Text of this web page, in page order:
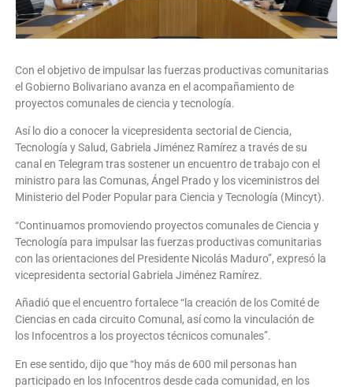
Con el objetivo de impulsar las fuerzas productivas comunitarias
el Gobierno Bolivariano avanza en el acompañamiento de
proyectos comunales de ciencia y tecnología.
Así lo dio a conocer la vicepresidenta sectorial de Ciencia,
Tecnología y Salud, Gabriela Jiménez Ramírez a través de su
canal en Telegram tras sostener un encuentro de trabajo con el
ministro para las Comunas, Ángel Prado y los viceministros del
Ministerio del Poder Popular para Ciencia y Tecnología (Mincyt).
“Continuamos promoviendo proyectos comunales de Ciencia y
Tecnología para impulsar las fuerzas productivas comunitarias
con las orientaciones del Presidente Nicolás Maduro”, expresó la
vicepresidenta sectorial Gabriela Jiménez Ramírez.
Añadió que el encuentro fortalece “la creación de los Comité de
Ciencias en cada circuito Comunal, así como la vinculación de
los Infocentros a los proyectos técnicos comunales”.
En ese sentido, dijo que “hoy más de 600 mil personas han
participado en los Infocentros desde cada comunidad, en los